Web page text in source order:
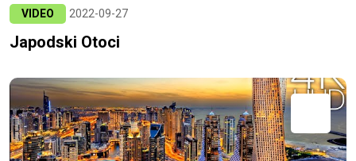
VIDEO 2022-09-27
Japodski Otoci